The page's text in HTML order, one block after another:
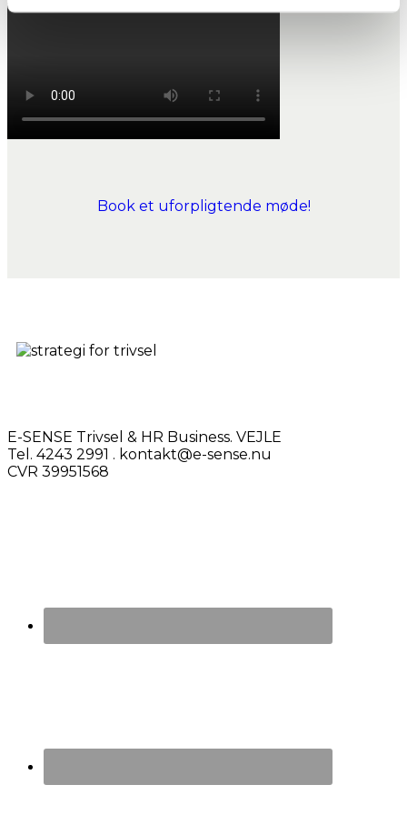
Book et uforpligtende møde!
E-SENSE Trivsel & HR Business. VEJLE
Tel. 4243 2991 . kontakt@e-sense.nu
CVR 39951568